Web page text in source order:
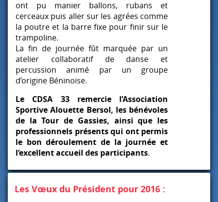
ont pu manier ballons, rubans et
cerceaux puis aller sur les agrées comme
la poutre et la barre fixe pour finir sur le
trampoline.
La fin de journée fût marquée par un
atelier collaboratif de danse et
percussion animé par un groupe
d’origine Béninoise.
Le CDSA 33 remercie l’Association
Sportive Alouette Bersol, les bénévoles
de la Tour de Gassies, ainsi que les
professionnels présents qui ont permis
le bon déroulement de la journée et
l’excellent accueil des participants.
Les Vœux du Président pour 2016 :